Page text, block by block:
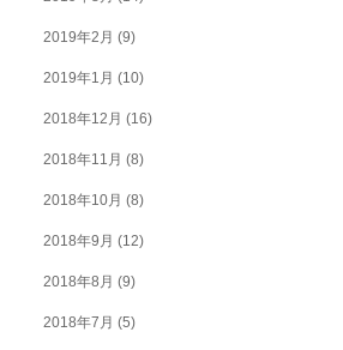
2019年2月 (9)
2019年1月 (10)
2018年12月 (16)
2018年11月 (8)
2018年10月 (8)
2018年9月 (12)
2018年8月 (9)
2018年7月 (5)